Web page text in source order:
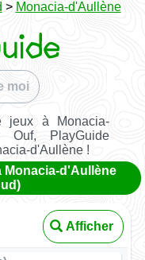
> Monacia-d'Aullène
moi
jeux à Monacia-
Ouf, PlayGuide
d'Aullène !
Monacia-d'Aullène
Afficher